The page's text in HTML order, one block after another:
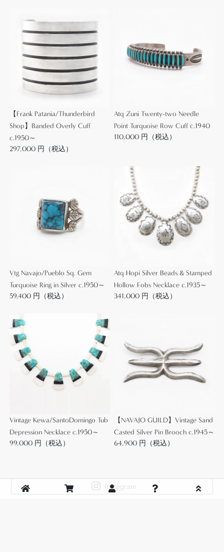
【Arrow/Arrowhead】アロー/アローヘッドは、『お
守り』の意味合いを持ちインディアンジュエリー創
成期からみられる最古のモチーフの一つです。
【Ingot Silver】インゴットシルバー(銀塊)からの成形
非常に重要なファクターですが、銀含有率/品位とは
関係なく、ジュエリーの製法技術を表します。
現在制作されている作品の多くは、材料として市販
ることでジュエリーとして成形されていますが、イ
ンゴットから成形する製法では一度溶かしたシルバ
ーを、鍛冶仕事に近い方法であるハンマーやローラ
ーで叩き伸ばすことでジュエリーとして成形してい
きます。
最終的にはどちらもプレートやバーの形態になるた
め、大きな差は無いように思われますが、インゴッ
鈍い光を持っています。
それにより生み出されるプリミティブで武骨な作品
の表情は、やはりアンティークインディアンジュエ
また、1930年代にはシルバープレートが登場します
が、当時シルバープレートを用いて制作されたジュ
エリーは政府によりインディアンクラフトとして認
定されず、グランドキャニオンなどの国立公園内で
販売できなくなった記録も残っています。
本作もインゴットシルバー(銀塊)から成形される事
で、独特の硬さや重量感を持った作品となっていま
作業により形作られており、製法技術も1800年代後
【Frank Patania/Thunderbird
Shop】Banded Overly Cuff
c.1950～
297,000 円（税込）
Atq Zuni Twenty-two Needle
Point Turquoise Row Cuff c.1940
110,000 円（税込）
Vtg Navajo/Pueblo Sq. Gem
Turquoise Ring in Silver c.1950～
59,400 円（税込）
Atq Hopi Silver Beads & Stamped
Hollow Fobs Necklace c.1935～
341,000 円（税込）
Vintage Kewa/SantoDomingo Tub
Depression Necklace c.1950～
99,000 円（税込）
【NAVAJO GUILD】Vintage Sand
Casted Silver Pin Brooch c.1945～
64,900 円（税込）
Instagram